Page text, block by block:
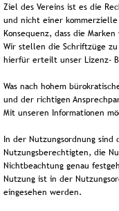
Ziel des Vereins ist es die
und nicht einer
Konsequenz, dass die
Wir stellen die Schriftzüge
hierfür erteilt unser Lizenz-
Was nach hohem
und der richtigen
Mit unseren Informationen
In der Nutzungsordnung
Nutzungsberechtigten, die
Nichtbeachtung genau
Nutzung ist in der
eingesehen werden.